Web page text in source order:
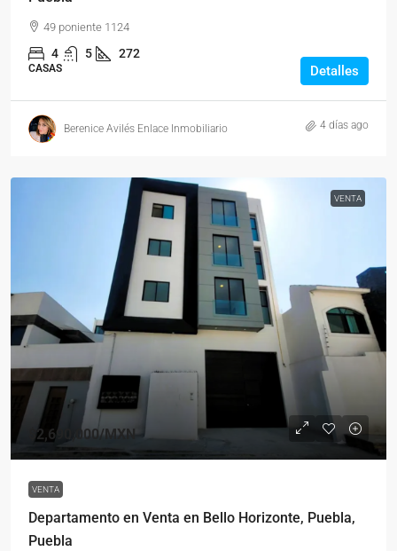
49 poniente 1124
4 5 272
CASAS Detalles
Berenice Avilés Enlace Inmobiliario 4 días ago
VENTA
$2,690,000/MXN
VENTA
Departamento en Venta en Bello Horizonte, Puebla,
Puebla